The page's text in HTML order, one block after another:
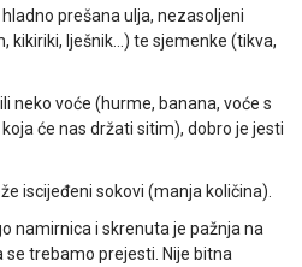
prešana ulja, nezasoljeni
kikiriki, lješnik…) te sjemenke (tikva,
neko voće (hurme, banana, voće s
će nas držati sitim), dobro je jesti
iscijeđeni sokovi (manja količina).
namirnica i skrenuta je pažnja na
trebamo prejesti. Nije bitna